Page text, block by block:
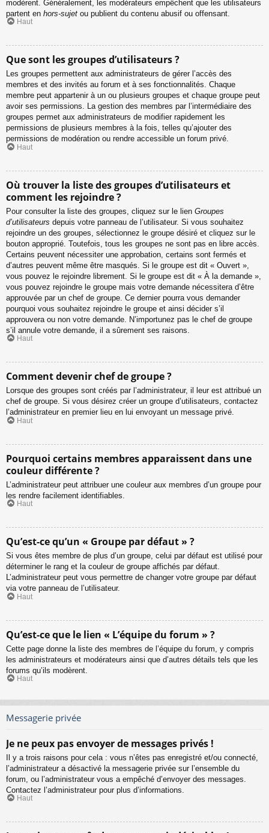
modèrent. Généralement, les modérateurs empêchent que les utilisateurs
partent en hors-sujet ou publient du contenu abusif ou offensant.
Haut
Que sont les groupes d’utilisateurs ?
Les groupes permettent aux administrateurs de gérer l’accès des
membres et des invités au forum et à ses fonctionnalités. Chaque
membre peut appartenir à un ou plusieurs groupes et chaque groupe peut
avoir ses permissions. La gestion des membres par l’intermédiaire des
groupes permet aux administrateurs de modifier rapidement les
permissions de plusieurs membres à la fois, telles qu’ajouter des
permissions de modération ou rendre accessible un forum privé.
Haut
Où trouver la liste des groupes d’utilisateurs et
comment les rejoindre ?
Pour consulter la liste des groupes, cliquez sur le lien Groupes
d’utilisateurs depuis votre panneau de l’utilisateur. Si vous souhaitez
rejoindre un des groupes, sélectionnez le groupe désiré et cliquez sur le
bouton approprié. Toutefois, tous les groupes ne sont pas en libre accès.
Certains peuvent nécessiter une approbation, certains sont fermés et
d’autres peuvent même être masqués. Si le groupe est dit « Ouvert »,
vous pouvez le rejoindre librement. Si le groupe est dit « À la demande »,
vous pouvez rejoindre le groupe mais votre demande nécessitera d’être
approuvée par un chef de groupe. Ce dernier pourra vous demander
pourquoi vous souhaitez rejoindre le groupe et ainsi décider s’il
approuvera ou non votre demande. N’importunez pas le chef de groupe
s’il annule votre demande, il a sûrement ses raisons.
Haut
Comment devenir chef de groupe ?
Lorsque des groupes sont créés par l’administrateur, il leur est attribué un
chef de groupe. Si vous désirez créer un groupe d’utilisateurs, contactez
l’administrateur en premier lieu en lui envoyant un message privé.
Haut
Pourquoi certains membres apparaissent dans une
couleur différente ?
L’administrateur peut attribuer une couleur aux membres d’un groupe pour
les rendre facilement identifiables.
Haut
Qu’est-ce qu’un « Groupe par défaut » ?
Si vous êtes membre de plus d’un groupe, celui par défaut est utilisé pour
déterminer le rang et la couleur de groupe affichés par défaut.
L’administrateur peut vous permettre de changer votre groupe par défaut
via votre panneau de l’utilisateur.
Haut
Qu’est-ce que le lien « L’équipe du forum » ?
Cette page donne la liste des membres de l’équipe du forum, y compris
les administrateurs et modérateurs ainsi que d’autres détails tels que les
forums qu’ils modèrent.
Haut
Messagerie privée
Je ne peux pas envoyer de messages privés !
Il y a trois raisons pour cela : vous n’êtes pas enregistré et/ou connecté,
l’administrateur a désactivé la messagerie privée sur l’ensemble du
forum, ou l’administrateur vous a empêché d’envoyer des messages.
Contactez l’administrateur pour plus d’informations.
Haut